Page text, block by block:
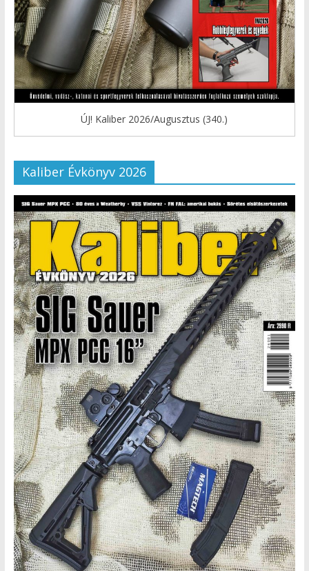
ÚJ! Kaliber 2026/Augusztus (340.)
Kaliber Évkönyv 2026